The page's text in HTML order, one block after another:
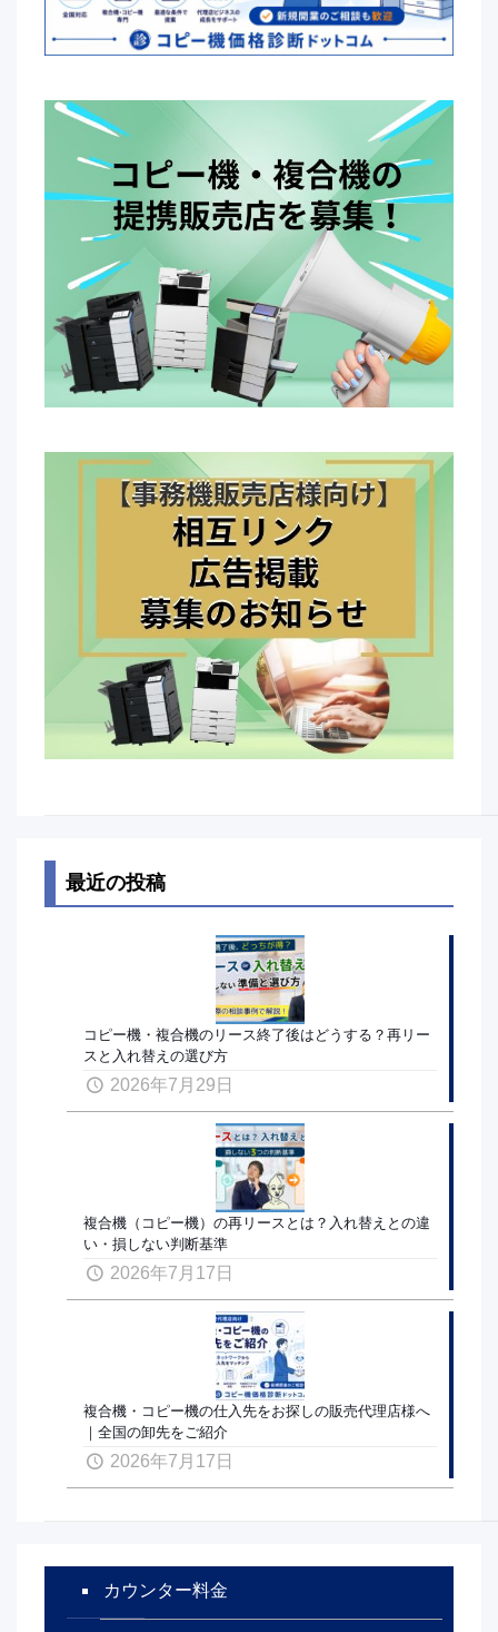
最近の投稿
コピー機・複合機のリース終了後はどうする？再リー
スと入れ替えの選び方
2026年7月29日
複合機（コピー機）の再リースとは？入れ替えとの違
い・損しない判断基準
2026年7月17日
複合機・コピー機の仕入先をお探しの販売代理店様へ
｜全国の卸先をご紹介
2026年7月17日
カウンター料金